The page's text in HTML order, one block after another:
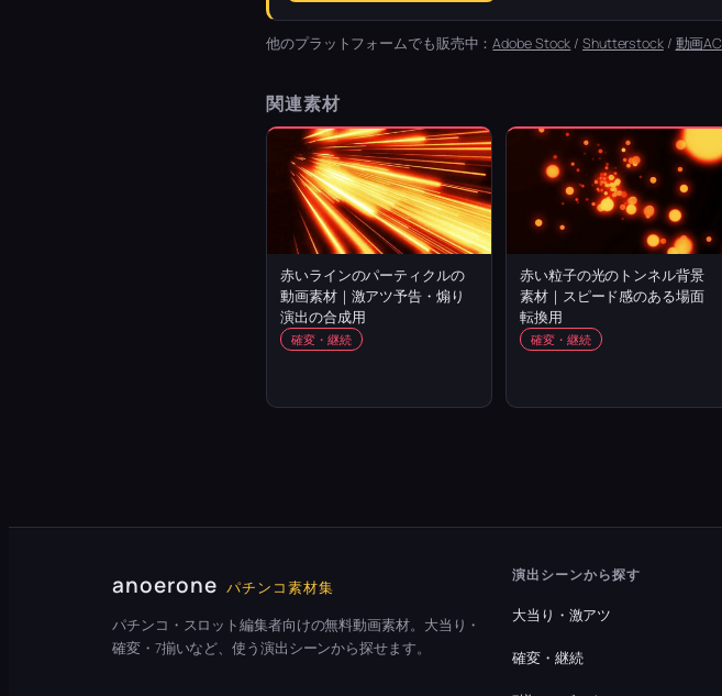
他のプラットフォームでも販売中：Adobe Stock /Shutterstock/ 動画AC
関連素材
赤いラインのパーティクルの
動画素材｜激アツ予告・煽り
演出の合成用
確変・継続
赤い粒子の光のトンネル背景
素材｜スピード感のある場面
転換用
確変・継続
anoerone パチンコ素材集
パチンコ・スロット編集者向けの無料動画素材。大当り・
確変・7揃いなど、使う演出シーンから探せます。
演出シーンから探す
大当り・激アツ
確変・継続